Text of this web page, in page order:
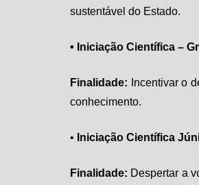
sustentável do Estado.
• Iniciação Científica –
Finalidade:
Incentivar o
conhecimento.
• Iniciação Científica
Finalidade: Despertar a